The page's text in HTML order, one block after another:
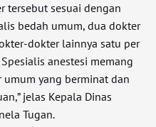
tersebut sesuai dengan
bedah umum, dua dokter
dokter lainnya satu per
anestesi memang
yang berminat dan
jelas Kepala Dinas
Tugan.